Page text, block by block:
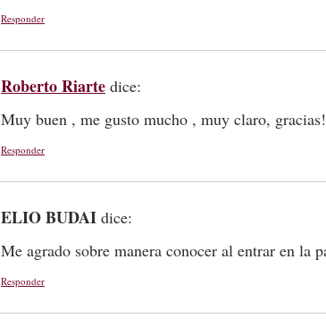
Responder
Roberto Riarte dice:
Muy buen , me gusto mucho , muy claro,
Responder
ELIO BUDAI dice:
Me agrado sobre manera conocer al entrar en la
Responder